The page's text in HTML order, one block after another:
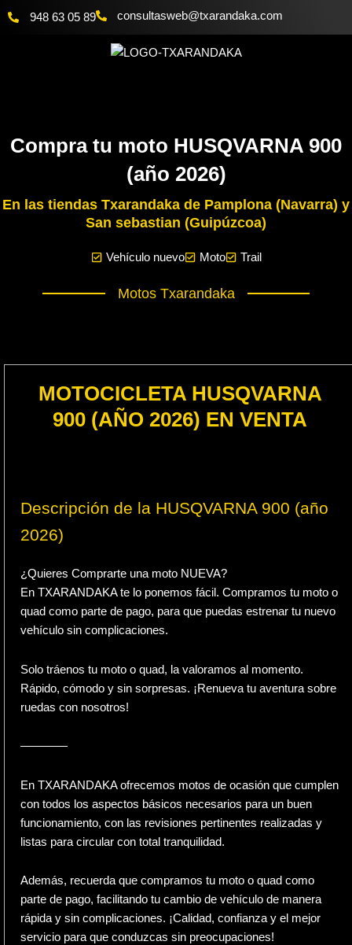
948 63 05 89 moc.akadnaraxt
@bewsatlusnoc
Compra tu moto HUSQVARNA 900
(año 2026)
En las tiendas Txarandaka de Pamplona (Navarra) y
San sebastian (Guipúzcoa)
Vehículo nuevo Moto Trail
Motos Txarandaka
MOTOCICLETA HUSQVARNA
900 (AÑO 2026) EN VENTA
Descripción de la HUSQVARNA 900 (año
2026)
¿Quieres Comprarte una moto NUEVA?
En TXARANDAKA te lo ponemos fácil. Compramos tu moto o
quad como parte de pago, para que puedas estrenar tu nuevo
vehículo sin complicaciones.
Solo tráenos tu moto o quad, la valoramos al momento.
Rápido, cómodo y sin sorpresas. ¡Renueva tu aventura sobre
ruedas con nosotros!
————
En TXARANDAKA ofrecemos motos de ocasión que cumplen
con todos los aspectos básicos necesarios para un buen
funcionamiento, con las revisiones pertinentes realizadas y
listas para circular con total tranquilidad.
Además, recuerda que compramos tu moto o quad como
parte de pago, facilitando tu cambio de vehículo de manera
rápida y sin complicaciones. ¡Calidad, confianza y el mejor
servicio para que conduzcas sin preocupaciones!